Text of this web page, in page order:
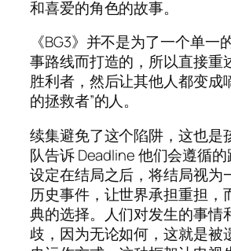
和喜爱的角色的故事。
《BG3》并不是为了一个单一
事路线而打造的，所以直接重
胜利者，然后让其他人都变成
的拯救者”的人。
续集避免了这个陷阱，这也是
队告诉 Deadline 他们会遵循
设定在结局之后，将结局视为
历史事件，让世界承担重担，
典的选择。人们对发生的事情
歧，因为无论如何，这就是被